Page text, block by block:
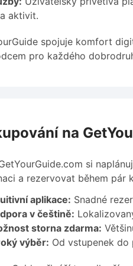
aktivit.
spojuje komfort
pro každého
na
si
a rezervovat během pár
aplikace: Snadné
v češtině:
storna zdarma:
výběr: Od vstupenek